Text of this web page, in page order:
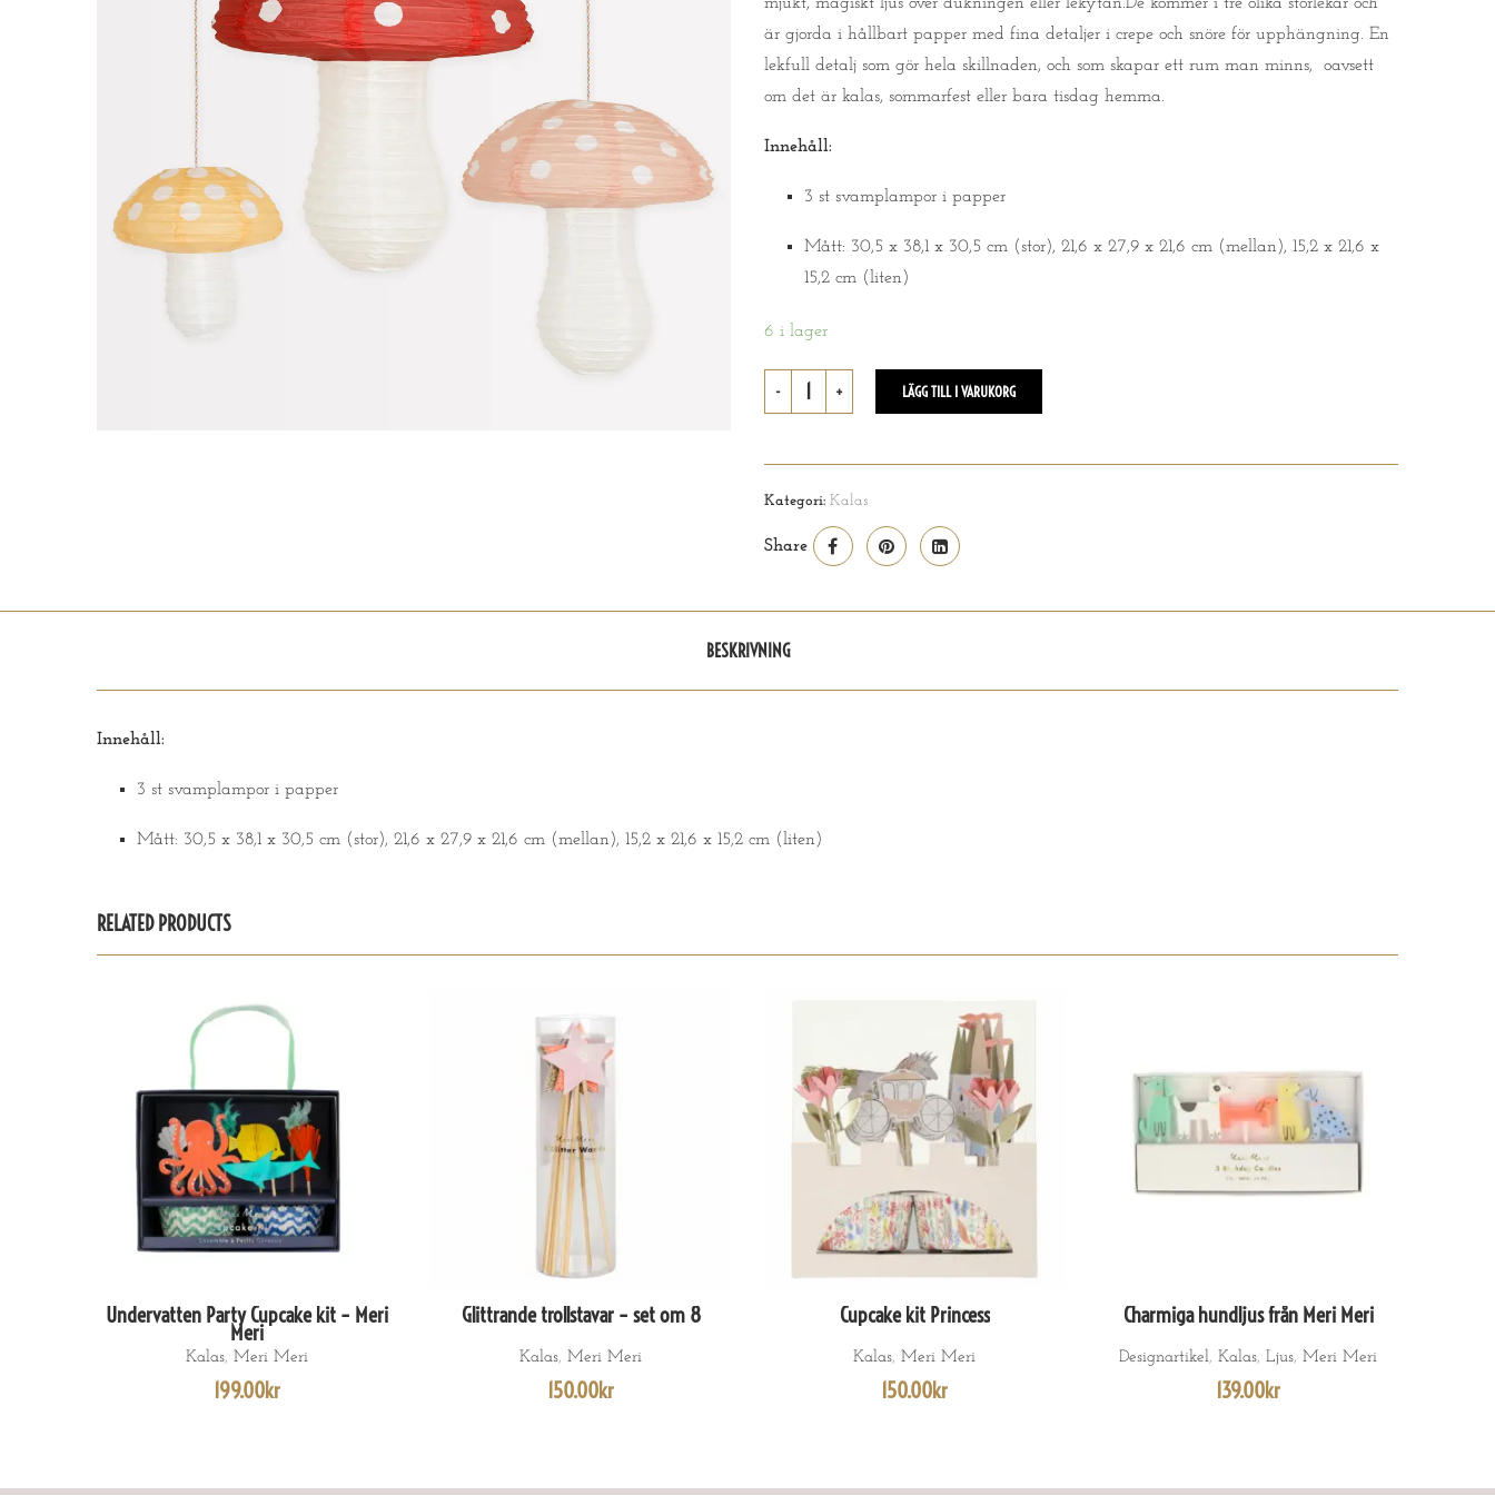
är gjorda i hållbart papper med fina detaljer i crepe och snöre för upphängning. En
lekfull detalj som gör hela skillnaden, och som skapar ett rum man minns, oavsett
om det är kalas, sommarfest eller bara tisdag hemma.
Innehåll:
3 st svamplampor i papper
Mått: 30,5 x 38,1 x 30,5 cm (stor), 21,6 x 27,9 x 21,6 cm (mellan), 15,2 x 21,6 x
15,2 cm (liten)
6 i lager
LÄGG TILL I VARUKORG
Kategori: Kalas
Share
BESKRIVNING
Innehåll:
3 st svamplampor i papper
Mått: 30,5 x 38,1 x 30,5 cm (stor), 21,6 x 27,9 x 21,6 cm (mellan), 15,2 x 21,6 x 15,2 cm (liten)
RELATED PRODUCTS
LÄGG TILL I VARUKORG
Undervatten Party Cupcake kit – Meri
Meri
Kalas, Meri Meri
199.00kr
LÄGG TILL I VARUKORG
Glittrande trollstavar – set om 8
Kalas, Meri Meri
150.00kr
LÄGG TILL I VARUKORG
Cupcake kit Princess
Kalas, Meri Meri
150.00kr
LÄGG TILL I VARUKORG
Charmiga hundljus från Meri Meri
Designartikel, Kalas, Ljus, Meri Meri
139.00kr